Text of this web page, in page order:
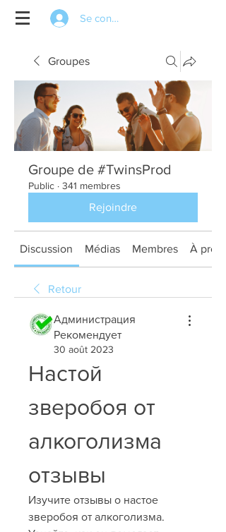
Se connecter
Groupes
Groupe de #TwinsProd
Public · 341 membres
Rejoindre
Discussion Médias Membres À
Retour
Администрация
Рекомендует
30 août 2023
Настой
зверобоя от
алкоголизма
отзывы
Изучите отзывы о настое
зверобоя от алкоголизма.